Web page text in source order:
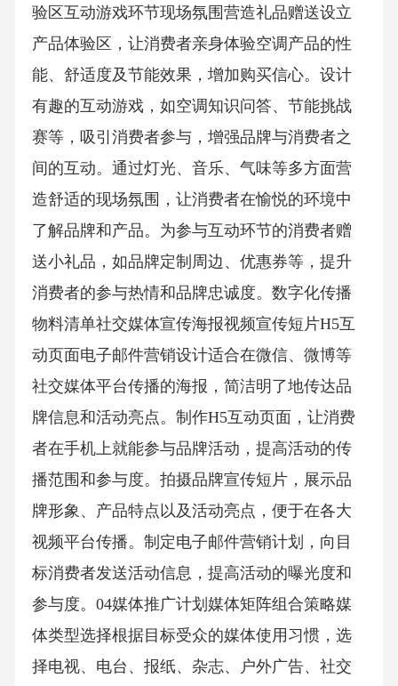
验区互动游戏环节现场氛围营造礼品赠送设立
产品体验区，让消费者亲身体验空调产品的性
能、舒适度及节能效果，增加购买信心。设计
有趣的互动游戏，如空调知识问答、节能挑战
赛等，吸引消费者参与，增强品牌与消费者之
间的互动。通过灯光、音乐、气味等多方面营
造舒适的现场氛围，让消费者在愉悦的环境中
了解品牌和产品。为参与互动环节的消费者赠
送小礼品，如品牌定制周边、优惠券等，提升
消费者的参与热情和品牌忠诚度。数字化传播
物料清单社交媒体宣传海报视频宣传短片H5互
动页面电子邮件营销设计适合在微信、微博等
社交媒体平台传播的海报，简洁明了地传达品
牌信息和活动亮点。制作H5互动页面，让消费
者在手机上就能参与品牌活动，提高活动的传
播范围和参与度。拍摄品牌宣传短片，展示品
牌形象、产品特点以及活动亮点，便于在各大
视频平台传播。制定电子邮件营销计划，向目
标消费者发送活动信息，提高活动的曝光度和
参与度。04媒体推广计划媒体矩阵组合策略媒
体类型选择根据目标受众的媒体使用习惯，选
择电视、电台、报纸、杂志、户外广告、社交